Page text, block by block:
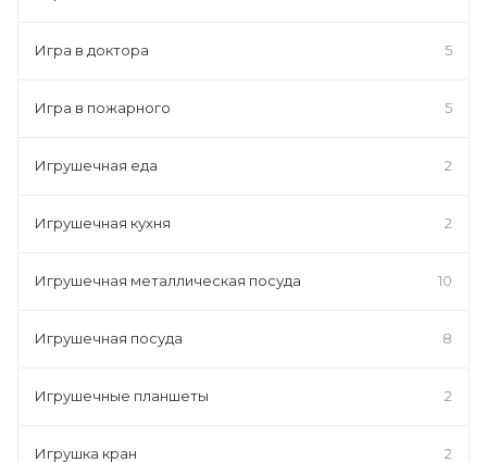
Игра в доктора 5
Игра в пожарного 5
Игрушечная еда 2
Игрушечная кухня 2
Игрушечная металлическая посуда 10
Игрушечная посуда 8
Игрушечные планшеты 2
Игрушка кран 2